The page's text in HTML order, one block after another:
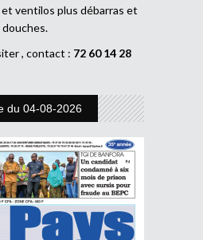
ventilos plus débarras et
douches.
, contact : 72 60 14 28
du 04-08-2026